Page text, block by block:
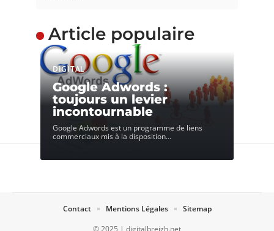
Article populaire
DIGITAL
Google Adwords :
toujours un levier
incontournable
Google Adwords est un programme de liens
commerciaux mis à la disposition…
© 2025 | digitalbreizh.net
Contact Mentions Légales Sitemap